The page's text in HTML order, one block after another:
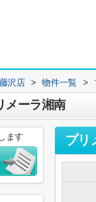
沢店 > 物件一覧 >
メーラ湘南
プリ
ます